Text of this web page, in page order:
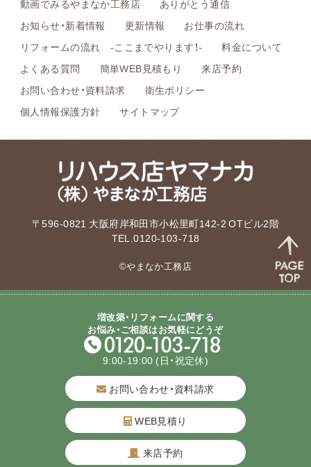
動画でみるやまなか工務店
ありがとう通信
お知らせ・新着情報
更新情報
お仕事の流れ
リフォームの流れ -ここまでやります！-
料金について
よくある質問
簡単WEB見積もり
来店予約
お問い合わせ・資料請求
衛生ポリシー
個人情報保護方針
サイトマップ
〒596-0821 大阪府岸和田市小松里町142-2 OTビル2階
TEL.0120-103-718
©やまなか工務店
増改築・リフォームに関する
お悩み・ご相談はお気軽にどうぞ
9:00-19:00 (日・祝定休)
お問い合わせ・資料請求
WEB見積り
来店予約